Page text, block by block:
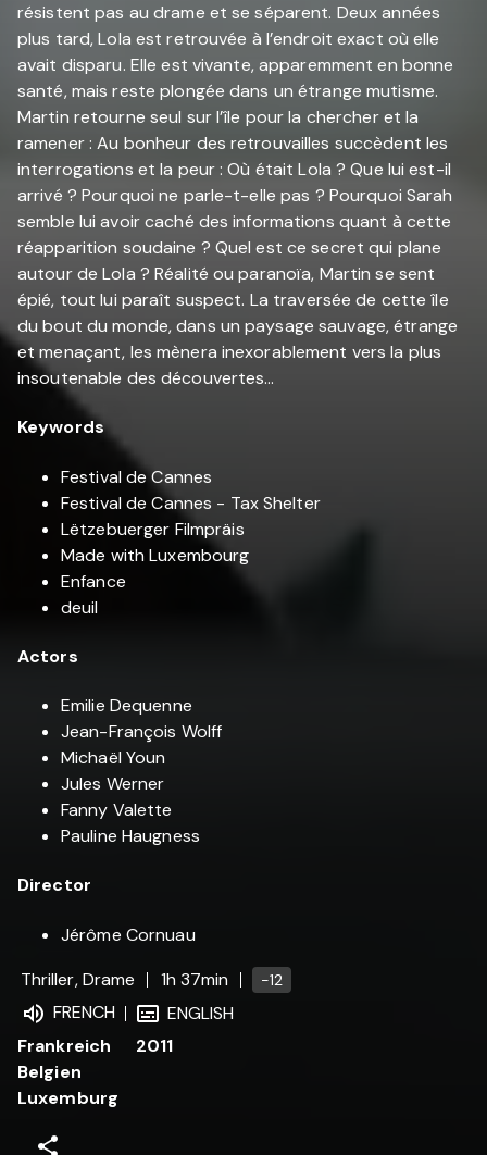
résistent pas au drame et se séparent. Deux années
plus tard, Lola est retrouvée à l’endroit exact où elle
avait disparu. Elle est vivante, apparemment en bonne
santé, mais reste plongée dans un étrange mutisme.
Martin retourne seul sur l’île pour la chercher et la
ramener : Au bonheur des retrouvailles succèdent les
interrogations et la peur : Où était Lola ? Que lui est-il
arrivé ? Pourquoi ne parle-t-elle pas ? Pourquoi Sarah
semble lui avoir caché des informations quant à cette
réapparition soudaine ? Quel est ce secret qui plane
autour de Lola ? Réalité ou paranoïa, Martin se sent
épié, tout lui paraît suspect. La traversée de cette île
du bout du monde, dans un paysage sauvage, étrange
et menaçant, les mènera inexorablement vers la plus
insoutenable des découvertes…
Keywords
Festival de Cannes
Festival de Cannes - Tax Shelter
Lëtzebuerger Filmpräis
Made with Luxembourg
Enfance
deuil
Actors
Emilie Dequenne
Jean-François Wolff
Michaël Youn
Jules Werner
Fanny Valette
Pauline Haugness
Director
Jérôme Cornuau
Thriller, Drame
1h 37min -12
FRENCH
ENGLISH
Frankreich
Belgien
Luxemburg
2011